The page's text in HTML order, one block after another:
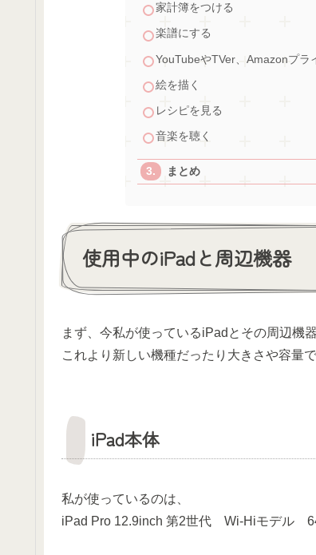
家計簿をつける
楽譜にする
YouTubeやTVer、Amazonプラ
絵を描く
レシピを見る
音楽を聴く
まとめ
使用中のiPadと周辺機器
まず、今私が使っているiPadとその周辺機
これより新しい機種だったり大きさや容量
iPad本体
私が使っているのは、
iPad Pro 12.9inch 第2世代 Wi-Hiモデル